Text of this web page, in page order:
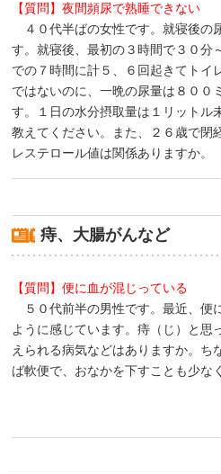
【質問】夜間頻尿で熟睡できない
４０代半ばの女性です。就寝後の
す。就寝後、最初の３時間で３０分
での７時間に計５、６回起きてトイ
ではないのに、一晩の尿量は８００
す。１日の水分摂取量は１リットル
教えてください。また、２６歳で閉
レステロール値は関係ありますか。
痔、大腸がんなど
【質問】便に血が混じっている
５０代前半の男性です。最近、便
ように感じています。痔（じ）と思
えられる病気などはありますか。ち
ば軟便で、おなかを下すことも少な